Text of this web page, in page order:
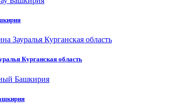
Курганская область